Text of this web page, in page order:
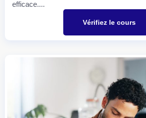
efficace....
Vérifiez le cours